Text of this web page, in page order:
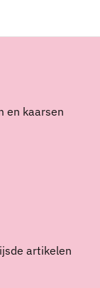
en kaarsen
artikelen